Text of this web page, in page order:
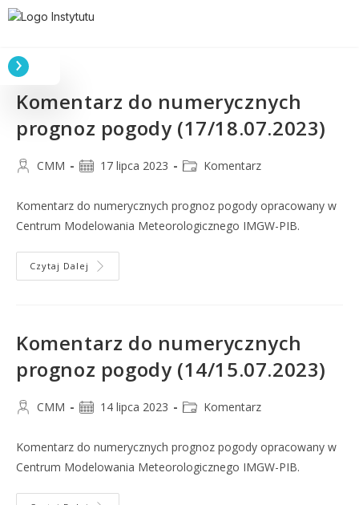
Komentarz do numerycznych
prognoz pogody (17/18.07.2023)
CMM 17 lipca 2023 Komentarz
Komentarz do numerycznych prognoz pogody opracowany w
Centrum Modelowania Meteorologicznego IMGW-PIB.
Czytaj Dalej
Komentarz do numerycznych
prognoz pogody (14/15.07.2023)
CMM 14 lipca 2023 Komentarz
Komentarz do numerycznych prognoz pogody opracowany w
Centrum Modelowania Meteorologicznego IMGW-PIB.